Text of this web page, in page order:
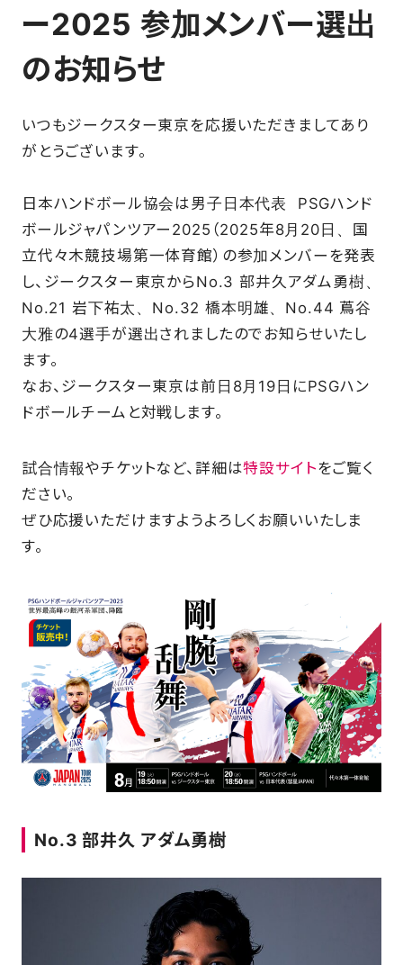
マイページはこちら
CSR
SCHOOL
PARTNERS
SHOP
CONTACT
お問い合わせ
CSRのご依頼
スクール体験・入会希望
ー2025 参加メンバー選出
のお知らせ
いつもジークスター東京を応援いただきましてあり
がとうございます。
日本ハンドボール協会は男子日本代表 PSGハンド
ボールジャパンツアー2025（2025年8月20日、国
立代々木競技場第一体育館）の参加メンバーを発表
し、ジークスター東京からNo.3 部井久アダム勇樹、
No.21 岩下祐太、No.32 橋本明雄、No.44 蔦谷
大雅の4選手が選出されましたのでお知らせいたし
ます。
なお、ジークスター東京は前日8月19日にPSGハン
ドボールチームと対戦します。
試合情報やチケットなど、詳細は特設サイトをご覧く
ださい。
ぜひ応援いただけますようよろしくお願いいたしま
す。
No.3 部井久 アダム勇樹